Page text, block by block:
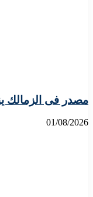
مصدر فى الزمالك
01/08/2026